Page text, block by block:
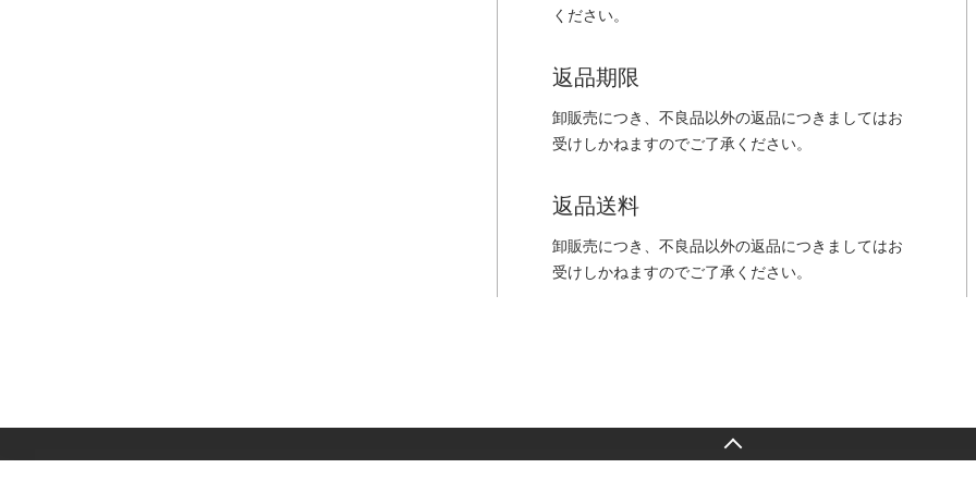
ください。
返品期限
卸販売につき、不良品以外の返品につきましてはお
受けしかねますのでご了承ください。
返品送料
卸販売につき、不良品以外の返品につきましてはお
受けしかねますのでご了承ください。